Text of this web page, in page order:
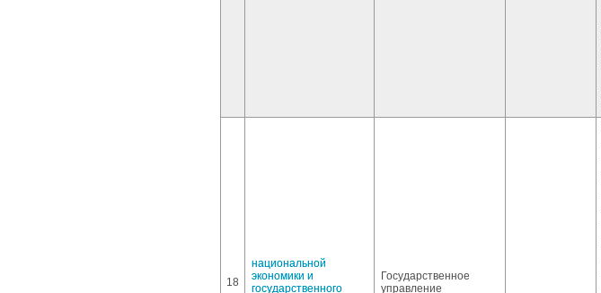
18
национальной
экономики и
государственного
Государственное
управление